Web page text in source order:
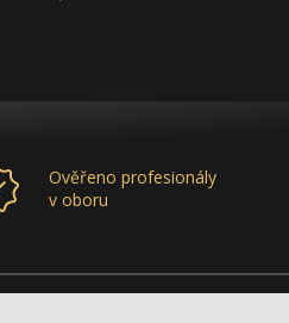
Ověřeno profesionály
v oboru